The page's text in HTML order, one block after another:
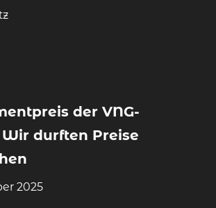
der VNG-
durften Preise
2025